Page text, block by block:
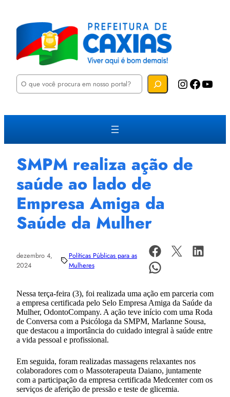
P
u
a
Instagram Facebook YouTube
SMPM realiza ação de
saúde ao lado de
Empresa Amiga da
Saúde da Mulher
dezembro 4,
2024
Políticas Públicas para as
Mulheres
Nessa terça-feira (3), foi realizada uma ação em parceria com
a empresa certificada pelo Selo Empresa Amiga da Saúde da
Mulher, OdontoCompany. A ação teve início com uma Roda
de Conversa com a Psicóloga da SMPM, Marlanne Sousa,
que destacou a importância do cuidado integral à saúde entre
a vida pessoal e profissional.
Em seguida, foram realizadas massagens relaxantes nos
colaboradores com o Massoterapeuta Daiano, juntamente
com a participação da empresa certificada Medcenter com os
serviços de aferição de pressão e teste de glicemia.